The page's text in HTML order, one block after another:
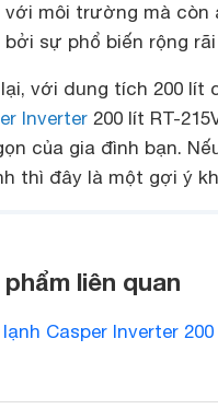
với môi trường mà còn
bởi sự phổ biến rộng
với dung tích 200
Inverter 200 lít RT-
của gia đình bạn.
thì đây là một gợi ý
phẩm liên quan
Casper Inverter 200